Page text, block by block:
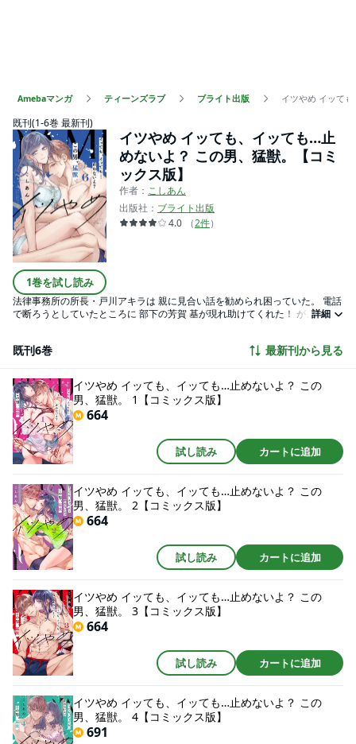
Amebaマンガ ティーンズラブ ブライト出版 イツやめ イッて
既刊(1-6巻 最新刊)
1巻を試し読み
イツやめ イッても、イッても…止
めないよ？ この男、猛獣。【コミ
ックス版】
作者： こしあん
出版社： ブライト出版
4.0
（2件）
法律事務所の所長・戸川アキラは 親に見合い話を勧められ困っていた。 電話
で断ろうとしていたところに 部下の芳賀 基が現れ助けてくれた！ が、「結
回されるも 強引な彼にノックアウト寸前！！！ 単行本でしか読めない描き下
ました。重複購入にご注意下さい。
詳細
既刊6巻 最新刊から見る
イツやめ イッても、イッても…止めないよ？ この
男、猛獣。 1【コミックス版】
664
試し読み カートに追加
イツやめ イッても、イッても…止めないよ？ この
男、猛獣。 2【コミックス版】
664
試し読み カートに追加
イツやめ イッても、イッても…止めないよ？ この
男、猛獣。 3【コミックス版】
664
試し読み カートに追加
イツやめ イッても、イッても…止めないよ？ この
男、猛獣。 4【コミックス版】
691